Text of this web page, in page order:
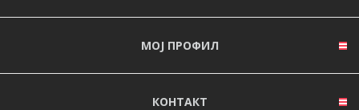
МОЈ ПРОФИЛ
КОНТАКТ